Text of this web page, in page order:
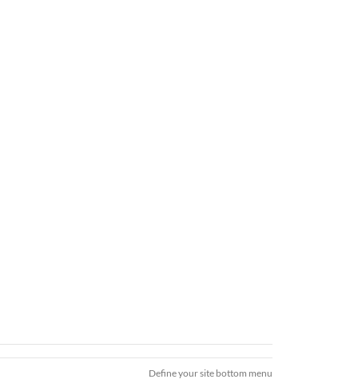
Define your site bottom menu